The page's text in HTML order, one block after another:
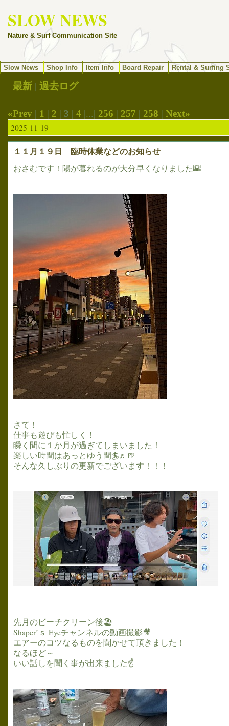
SLOW NEWS
Nature & Surf Communication Site
Slow News Shop Info Item Info Board Repair Rental & Surfing
最新 | 過去ログ
«Prev | 1 | 2 | 3 | 4 |...| 256 | 257 | 258 | Next»
2025-11-19
１１月１９日 臨時休業などのお知らせ
おさむです！陽が暮れるのが大分早くなりました🌇
さて！
仕事も遊びも忙しく！
瞬く間に１か月が過ぎてしまいました！
楽しい時間はあっとゆう間🏄♬🍺
そんな久しぶりの更新でございます！！！
先月のビーチクリーン後🏖
Shaper’ｓ Eyeチャンネルの動画撮影🎥
エアーのコツなるものを聞かせて頂きました！
なるほど～
いい話しを聞く事が出来ました☝